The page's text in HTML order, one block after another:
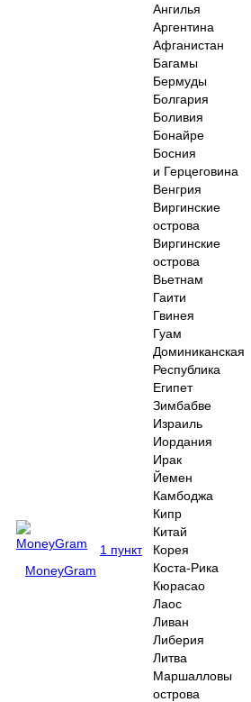
MoneyGram
1 пункт
Ангилья
Аргентина
Афганистан
Багамы
Бермуды
Болгария
Боливия
Бонайре
Босния
и Герцеговина
Венгрия
Виргинские
острова
Виргинские
острова
Вьетнам
Гаити
Гвинея
Гуам
Доминиканская
Республика
Египет
Зимбабве
Израиль
Иордания
Ирак
Йемен
Камбоджа
Кипр
Китай
Корея
Коста-Рика
Кюрасао
Лаос
Ливан
Либерия
Литва
Маршалловы
острова